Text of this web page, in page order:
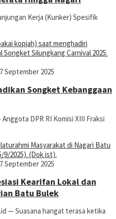
Kerja (Kunker) Spesifik
7 September 2025
Songket Kebanggaan
DPR RI Komisi XIII Fraksi
7 September 2025
Kearifan Lokal dan
Batu Bulek
— Suasana hangat terasa ketika